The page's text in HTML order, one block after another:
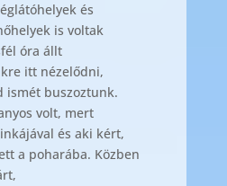
és
is voltak
óra állt
itt nézelődni,
ismét buszoztunk.
volt, mert
és aki kért,
a poharába. Közben